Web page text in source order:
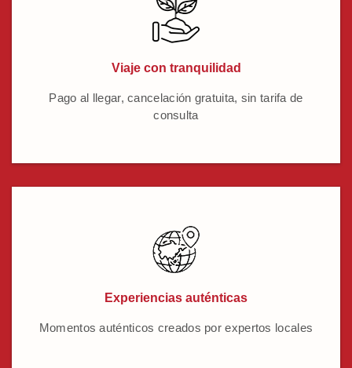
Viaje con tranquilidad
Pago al llegar, cancelación gratuita, sin tarifa de
consulta
Experiencias auténticas
Momentos auténticos creados por expertos locales